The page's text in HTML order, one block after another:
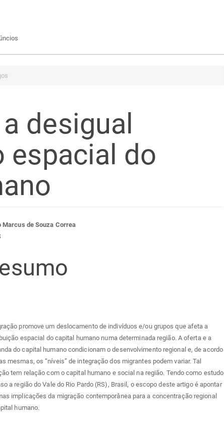
desigual
espacial do
Marcus de Souza Correa
promove um deslocamento de indivíduos e/ou grupos que afeta a
espacial do capital humano numa determinada região. A oferta e a
do capital humano condicionam o desenvolvimento regional e, de acordo
mesmas, os “níveis” de integração dos migrantes podem variar. Tal
tem relação com o capital humano e social na região. Tendo como estudo
a região do Vale do Rio Pardo (RS), Brasil, o escopo deste artigo é apontar
implicações da migração contemporânea para a concentração regional
humano.